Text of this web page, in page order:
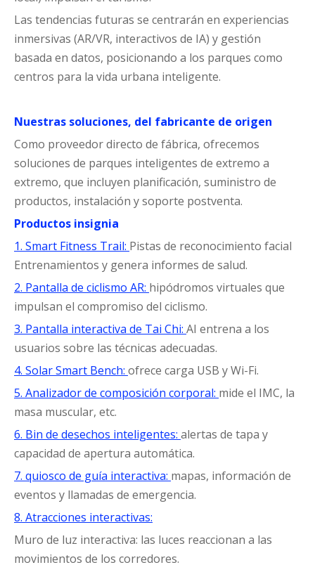
Las tendencias futuras se centrarán en experiencias
inmersivas (AR/VR, interactivos de IA) y gestión
basada en datos, posicionando a los parques como
centros para la vida urbana inteligente.
Nuestras soluciones, del fabricante de origen
Como proveedor directo de fábrica, ofrecemos
soluciones de parques inteligentes de extremo a
extremo, que incluyen planificación, suministro de
productos, instalación y soporte postventa.
Productos insignia
1. Smart Fitness Trail: Pistas de reconocimiento facial
Entrenamientos y genera informes de salud.
2. Pantalla de ciclismo AR: hipódromos virtuales que
impulsan el compromiso del ciclismo.
3. Pantalla interactiva de Tai Chi: AI entrena a los
usuarios sobre las técnicas adecuadas.
4. Solar Smart Bench: ofrece carga USB y Wi-Fi.
5. Analizador de composición corporal: mide el IMC, la
masa muscular, etc.
6. Bin de desechos inteligentes: alertas de tapa y
capacidad de apertura automática.
7. quiosco de guía interactiva: mapas, información de
eventos y llamadas de emergencia.
8. Atracciones interactivas:
Muro de luz interactiva: las luces reaccionan a las
movimientos de los corredores.